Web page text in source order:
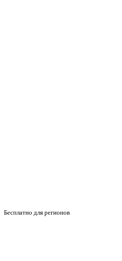
Бесплатно для регионов